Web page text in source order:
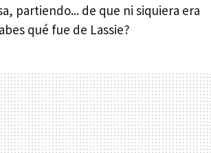
partiendo... de que ni siquiera era
qué fue de Lassie?